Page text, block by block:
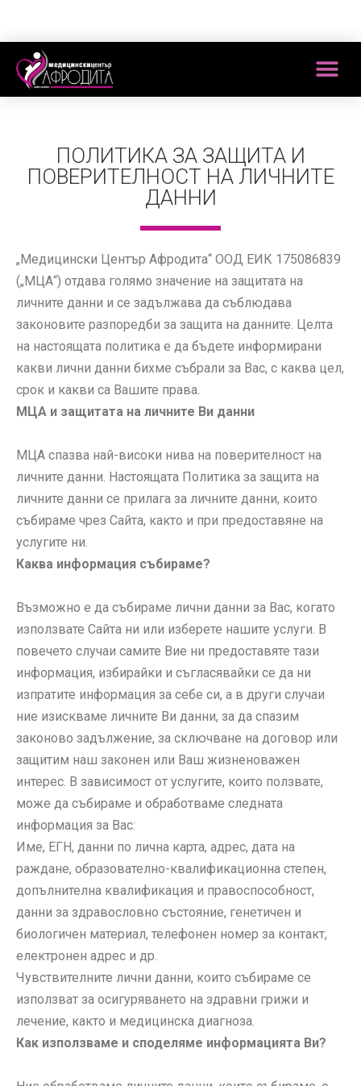
ПОЛИТИКА ЗА ЗАЩИТА И
ПОВЕРИТЕЛНОСТ НА ЛИЧНИТЕ
ДАННИ
„Медицински Център Афродита“ ООД ЕИК 175086839
(„МЦА“) отдава голямо значение на защитата на
личните данни и се задължава да съблюдава
законовите разпоредби за защита на данните. Целта
на настоящата политика е да бъдете информирани
какви лични данни бихме събрали за Вас, с каква цел,
срок и какви са Вашите права.
МЦА и защитата на личните Ви данни
МЦА спазва най-високи нива на поверителност на
личните данни. Настоящата Политика за защита на
личните данни се прилага за личните данни, които
събираме чрез Сайта, както и при предоставяне на
услугите ни.
Каква информация събираме?
Възможно е да събираме лични данни за Вас, когато
използвате Сайта ни или изберете нашите услуги. В
повечето случаи самите Вие ни предоставяте тази
информация, избирайки и съгласявайки се да ни
изпратите информация за себе си, а в други случаи
ние изискваме личните Ви данни, за да спазим
законово задължение, за сключване на договор или
защитим наш законен или Ваш жизненоважен
интерес. В зависимост от услугите, които ползвате,
може да събираме и обработваме следната
информация за Вас:
Име, ЕГН, данни по лична карта, адрес, дата на
раждане, образователно-квалификационна степен,
допълнителна квалификация и правоспособност,
данни за здравословно състояние, генетичен и
биологичен материал, телефонен номер за контакт,
електронен адрес и др.
Чувствителните лични данни, които събираме се
използват за осигуряването на здравни грижи и
лечение, както и медицинска диагноза.
Как използваме и споделяме информацията Ви?